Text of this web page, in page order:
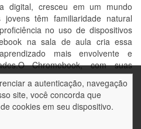
a autenticação, navegação
site, você concorda que
cookies em seu dispositivo.
cresceu em um mundo
jovens têm familiaridade natural
no uso de dispositivos
na sala de aula cria essa
mais envolvente e
Chromebook, com suas
à nuvem, promove
alunos e professores. Isso
construtivas e trabalho
o Chromebook, possibilita a
no processo de aprendizado,